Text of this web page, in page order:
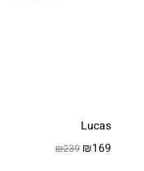
Lucas
₪169
₪239